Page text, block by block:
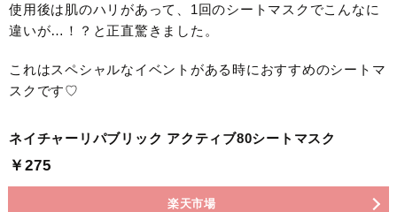
使用後は肌のハリがあって、1回のシートマスクでこんなに
違いが…！？と正直驚きました。
これはスペシャルなイベントがある時におすすめのシートマ
スクです♡
ネイチャーリパブリック アクティブ80シートマスク
￥275
楽天市場